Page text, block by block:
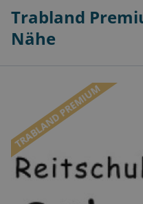
Trabland
Nähe
TRABLAND PREMIUM